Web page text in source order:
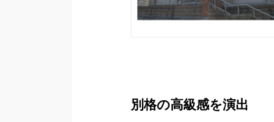
別格の高級感を演出